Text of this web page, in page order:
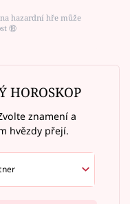
hazardní hře může
⑱
HOROSKOP
znamení a
hvězdy přejí.